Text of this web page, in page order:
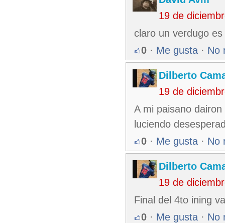
19 de
claro un verdugo
0 · Me gusta · No
Dilberto
19 de
A mi paisano
luciendo
0 · Me gusta · No
Dilberto
19 de
Final del 4to ining
0 · Me gusta · No